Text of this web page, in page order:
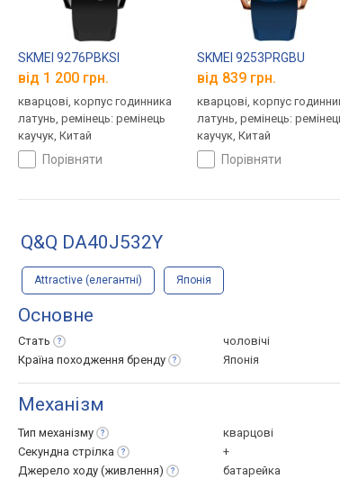
SKMEI 9276PBKSI
від 1 200 грн.
кварцові, корпус годинника
латунь, ремінець: ремінець
каучук, Китай
порівняти
SKMEI 9253PRGBU
від 839 грн.
кварцові, корпус
латунь, ремінець:
каучук, Китай
порівняти
Q&Q DA40J532Y
Attractive (елегантні) Японія
Основне
Стать
чоловічі
Країна походження бренду Японія
Механізм
Тип механізму
кварцові
Секундна стрілка
+
Джерело ходу (живлення) батарейка